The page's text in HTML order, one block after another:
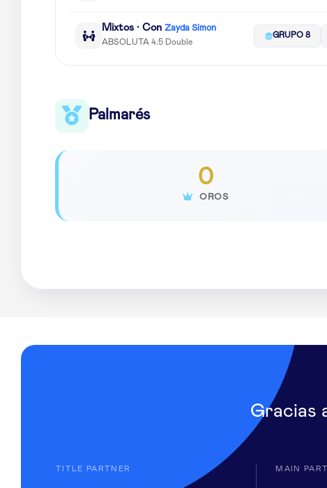
Mixtos · Con Zayda Simon
ABSOLUTA 4.5 Double
GRUPO 8
Palmarés
0
OROS
Gracias
TITLE PARTNER MAIN